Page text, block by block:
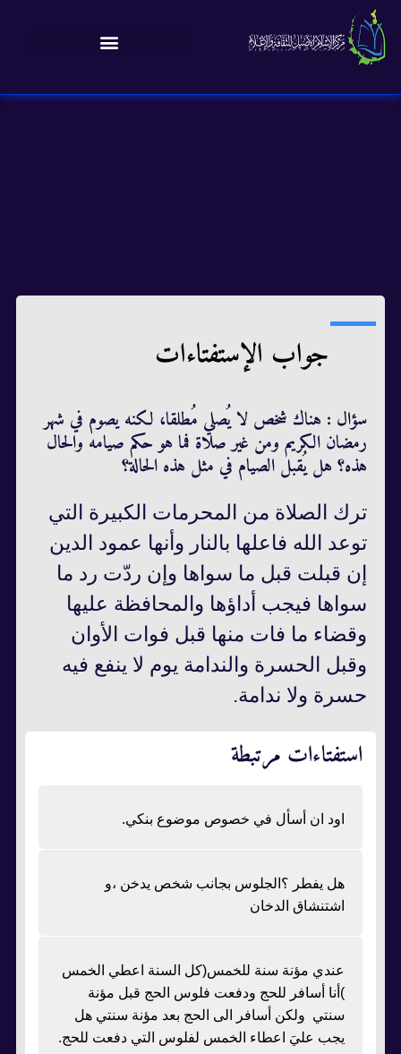
جواب الإستفتاءات
سؤال : هناك شخص لا يُصلي مُطلقا، لكنه يصوم في شهر
رمضان الكريم ومن غير صلاة فما هو حكم صيامه والحال
هذه؟ هل يُقبل الصيام في مثل هذه الحالة؟
ترك الصلاة من المحرمات الكبيرة التي
توعد الله فاعلها بالنار وأنها عمود الدين
إن قبلت قبل ما سواها وإن ردّت رد ما
سواها فيجب أداؤها والمحافظة عليها
وقضاء ما فات منها قبل فوات الأوان
وقبل الحسرة والندامة يوم لا ينفع فيه
حسرة ولا ندامة.
استفتاءات مرتبطة
اود ان أسأل في خصوص موضوع بنكي.
هل يفطر ؟الجلوس بجانب شخص يدخن ،و
اشتنشاق الدخان
عندي مؤنة سنة للخمس(كل السنة اعطي الخمس
)أنا أسافر للحج ودفعت فلوس الحج قبل مؤنة
سنتي ولكن أسافر الى الحج بعد مؤنة سنتي هل
يجب عليَ اعطاء الخمس لفلوس التي دفعت للحج.